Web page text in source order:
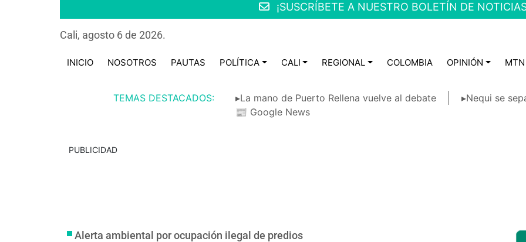
¡SUSCRÍBETE A NUESTRO BOLETÍN DE
Cali, agosto 6 de 2026.
INICIO NOSOTROS PAUTAS POLÍTICA CALI REGIONAL COLOMBIA OPINIÓN MTN
TEMAS DESTACADOS: ▸La mano de Puerto Rellena vuelve al debate
▸Nequi se
📰 Google News
PUBLICIDAD
Alerta ambiental por ocupación ilegal de predios